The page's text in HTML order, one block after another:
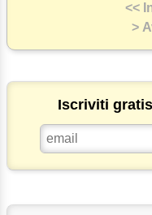
<<
>
Iscriviti